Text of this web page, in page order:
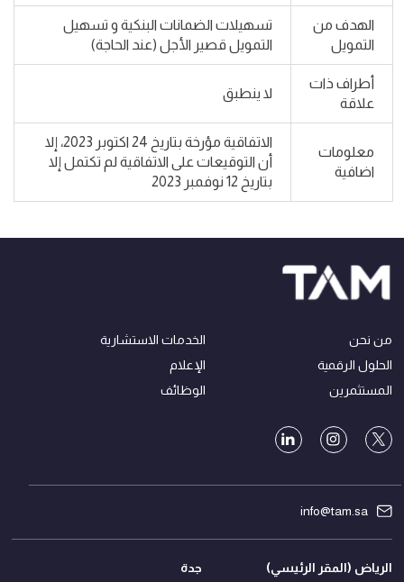
الهدف من
التمويل
تسهيلات الضمانات البنكية و تسهيل
التمويل قصير الأجل (عند الحاجة)
أطراف ذات
علاقة
لا ينطبق
معلومات
اضافية
الاتفاقية مؤرخة بتاريخ 24 اكتوبر 2023، إلا
أن التوقيعات على الاتفاقية لم تكتمل إلا
بتاريخ 12 نوفمبر 2023
من نحن
الخدمات الاستشارية
الحلول الرقمية
الإعلام
المستثمرين
الوظائف
info@tam.sa
الرياض (المقر الرئيسي) جدة